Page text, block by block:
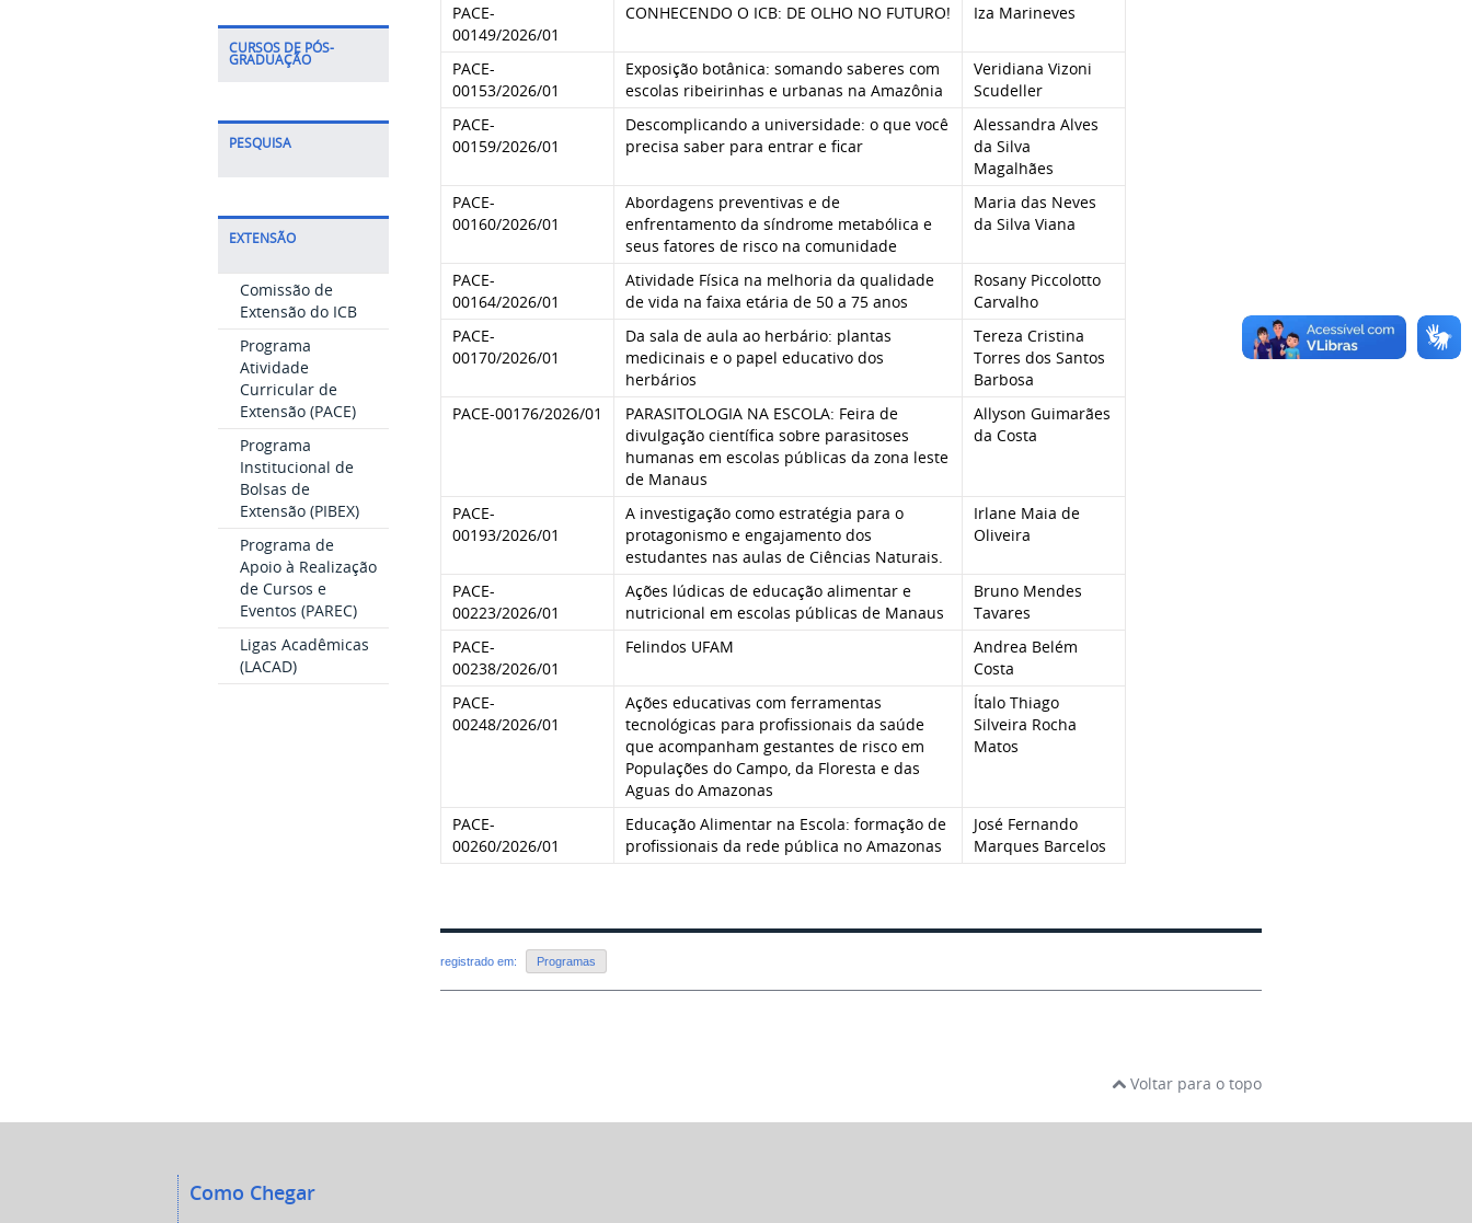
CURSOS DE PÓS-
GRADUAÇÃO
PESQUISA
EXTENSÃO
Comissão de
Extensão do ICB
Programa
Atividade
Curricular de
Extensão (PACE)
Programa
Institucional de
Bolsas de
Extensão (PIBEX)
Programa de
Apoio à Realização
de Cursos e
Eventos (PAREC)
Ligas Acadêmicas
(LACAD)
PACE-
00149/2026/01
CONHECENDO O ICB: DE OLHO NO FUTURO! Iza Marineves
PACE-
00153/2026/01
Exposição botânica: somando saberes com
escolas ribeirinhas e urbanas na Amazônia
Veridiana Vizoni
Scudeller
PACE-
00159/2026/01
Descomplicando a universidade: o que você
precisa saber para entrar e ficar
Alessandra Alves
da Silva
Magalhães
PACE-
00160/2026/01
Abordagens preventivas e de
enfrentamento da síndrome metabólica e
seus fatores de risco na comunidade
Maria das Neves
da Silva Viana
PACE-
00164/2026/01
Atividade Física na melhoria da qualidade
de vida na faixa etária de 50 a 75 anos
Rosany Piccolotto
Carvalho
PACE-
00170/2026/01
Da sala de aula ao herbário: plantas
medicinais e o papel educativo dos
herbários
Tereza Cristina
Torres dos Santos
Barbosa
PACE-00176/2026/01
PARASITOLOGIA NA ESCOLA: Feira de
divulgação científica sobre parasitoses
humanas em escolas públicas da zona leste
de Manaus
Allyson Guimarães
da Costa
PACE-
00193/2026/01
A investigação como estratégia para o
protagonismo e engajamento dos
estudantes nas aulas de Ciências Naturais.
Irlane Maia de
Oliveira
PACE-
00223/2026/01
Ações lúdicas de educação alimentar e
nutricional em escolas públicas de Manaus
Bruno Mendes
Tavares
PACE-
00238/2026/01
Felindos UFAM
Andrea Belém
Costa
PACE-
00248/2026/01
Ações educativas com ferramentas
tecnológicas para profissionais da saúde
que acompanham gestantes de risco em
Populações do Campo, da Floresta e das
Aguas do Amazonas
Ítalo Thiago
Silveira Rocha
Matos
PACE-
00260/2026/01
Educação Alimentar na Escola: formação de
profissionais da rede pública no Amazonas
José Fernando
Marques Barcelos
registrado em: Programas
Voltar para o topo
Como Chegar